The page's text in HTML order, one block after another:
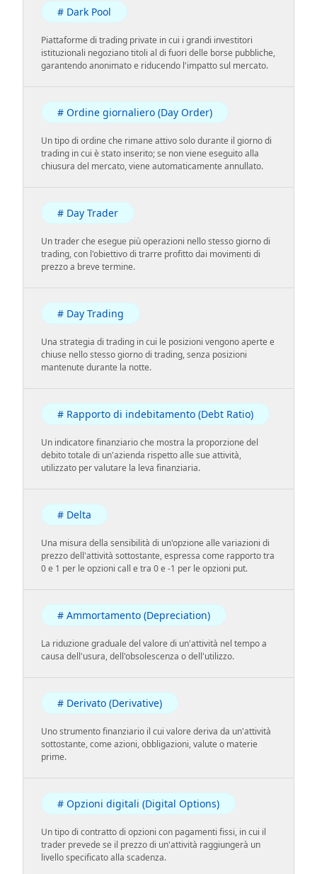
# Dark Pool
Piattaforme di trading private in cui i grandi investitori
istituzionali negoziano titoli al di fuori delle borse pubbliche,
garantendo anonimato e riducendo l'impatto sul mercato.
# Ordine giornaliero (Day Order)
Un tipo di ordine che rimane attivo solo durante il giorno di
trading in cui è stato inserito; se non viene eseguito alla
chiusura del mercato, viene automaticamente annullato.
# Day Trader
Un trader che esegue più operazioni nello stesso giorno di
trading, con l'obiettivo di trarre profitto dai movimenti di
prezzo a breve termine.
# Day Trading
Una strategia di trading in cui le posizioni vengono aperte e
chiuse nello stesso giorno di trading, senza posizioni
mantenute durante la notte.
# Rapporto di indebitamento (Debt Ratio)
Un indicatore finanziario che mostra la proporzione del
debito totale di un'azienda rispetto alle sue attività,
utilizzato per valutare la leva finanziaria.
# Delta
Una misura della sensibilità di un'opzione alle variazioni di
prezzo dell'attività sottostante, espressa come rapporto tra
0 e 1 per le opzioni call e tra 0 e -1 per le opzioni put.
# Ammortamento (Depreciation)
La riduzione graduale del valore di un'attività nel tempo a
causa dell'usura, dell'obsolescenza o dell'utilizzo.
# Derivato (Derivative)
Uno strumento finanziario il cui valore deriva da un'attività
sottostante, come azioni, obbligazioni, valute o materie
prime.
# Opzioni digitali (Digital Options)
Un tipo di contratto di opzioni con pagamenti fissi, in cui il
trader prevede se il prezzo di un'attività raggiungerà un
livello specificato alla scadenza.